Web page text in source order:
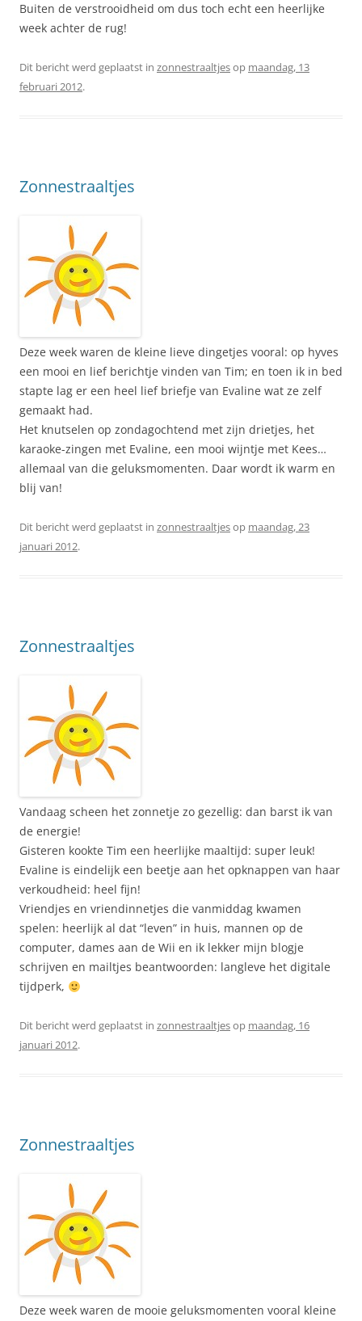
Buiten de verstrooidheid om dus toch echt een heerlijke
week achter de rug!
Dit bericht werd geplaatst in zonnestraaltjesop maandag, 13
februari 2012.
Zonnestraaltjes
Deze week waren de kleine lieve dingetjes vooral: op hyves
een mooi en lief berichtje vinden van Tim; en toen ik in bed
stapte lag er een heel lief briefje van Evaline wat ze zelf
gemaakt had.
Het knutselen op zondagochtend met zijn drietjes, het
karaoke-zingen met Evaline, een mooi wijntje met Kees…
allemaal van die geluksmomenten. Daar wordt ik warm en
blij van!
Dit bericht werd geplaatst in zonnestraaltjesop maandag, 23
januari 2012.
Zonnestraaltjes
Vandaag scheen het zonnetje zo gezellig: dan barst ik van
de energie!
Gisteren kookte Tim een heerlijke maaltijd: super leuk!
Evaline is eindelijk een beetje aan het opknappen van haar
verkoudheid: heel fijn!
Vriendjes en vriendinnetjes die vanmiddag kwamen
spelen: heerlijk al dat “leven” in huis, mannen op de
computer, dames aan de Wii en ik lekker mijn blogje
schrijven en mailtjes beantwoorden: langleve het digitale
tijdperk,
Dit bericht werd geplaatst in zonnestraaltjesop maandag, 16
januari 2012.
Zonnestraaltjes
Deze week waren de mooie geluksmomenten vooral kleine